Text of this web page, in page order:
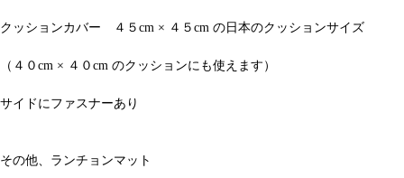
クッションカバー ４５cm × ４５cm の日本のクッションサイズ
（４０cm × ４０cm のクッションにも使えます）
サイドにファスナーあり
その他、ランチョンマット